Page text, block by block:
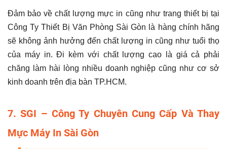
Đảm bảo về chất lượng mực in cũng như trang thiết bị tại
Công Ty Thiết Bị Văn Phòng Sài Gòn là hàng chính hãng
sẽ không ảnh hưởng đến chất lượng in cũng như tuổi thọ
của máy in. Đi kèm với chất lượng cao là giá cả phải
chăng làm hài lòng nhiều doanh nghiệp cũng như cơ sở
kinh doanh trên địa bàn TP.HCM.
7. SGI – Công Ty Chuyên Cung Cấp Và Thay
Mực Máy In Sài Gòn